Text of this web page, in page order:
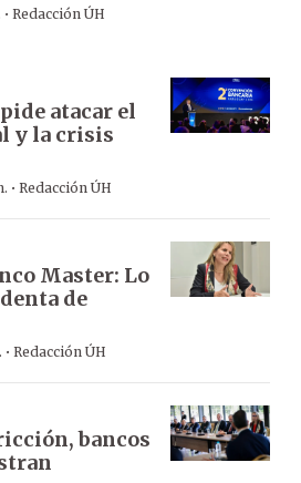
· Redacción ÚH
atacar el
y la crisis
· Redacción ÚH
Master: Lo
de
· Redacción ÚH
bancos